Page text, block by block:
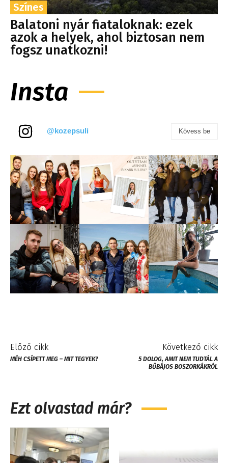
Színes
Balatoni nyár fiataloknak: ezek
azok a helyek, ahol biztosan nem
fogsz unatkozni!
Insta
@kozepsuli Kövess be
Előző cikk
MÉH CSÍPETT MEG – MIT TEGYEK?
Következő cikk
5 DOLOG, AMIT NEM TUDTÁL A
BŰBÁJOS BOSZORKÁKRÓL
Ezt olvastad már?